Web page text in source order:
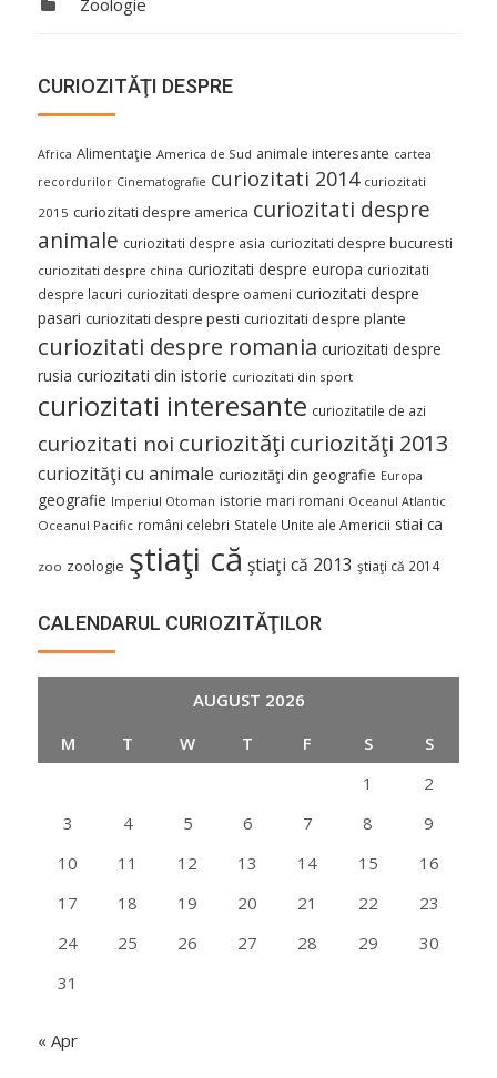
CURIOZITĂŢI DESPRE
Africa Alimentaţie America de Sud animale interesante cartea
recordurilor Cinematografie curiozitati 2014 curiozitati
2015 curiozitati despre america curiozitati despre
animale curiozitati despre asia curiozitati despre bucuresti
curiozitati despre china curiozitati despre europa curiozitati
despre lacuri curiozitati despre oameni curiozitati despre
pasari curiozitati despre pesti curiozitati despre plante
curiozitati despre romania curiozitati despre
rusia curiozitati din istorie curiozitati din sport
curiozitati interesante curiozitatile de azi
curiozitati noi curiozităţi curiozităţi 2013
curiozităţi cu animale curiozităţi din geografie Europa
geografie Imperiul Otoman istorie mari romani Oceanul Atlantic
Oceanul Pacific români celebri Statele Unite ale Americii stiai ca
zoo zoologie ştiaţi că ştiaţi că 2013 ştiaţi că 2014
CALENDARUL CURIOZITĂŢILOR
AUGUST 2026
M
T W T F S
S
1
2
3
4 5 6 7 8
9
10
11 12 13 14 15
16
17
18 19 20 21 22
23
24
25 26 27 28 29
30
31
« Apr